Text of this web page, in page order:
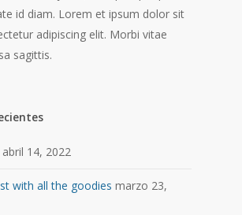
id diam. Lorem et ipsum dolor sit
adipiscing elit. Morbi vitae
sagittis.
abril 14, 2022
with all the goodies marzo 23,